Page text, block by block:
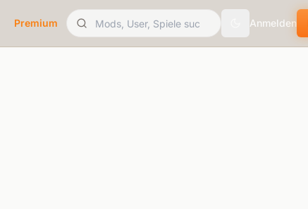
Premium theme.toggle
Anmelden